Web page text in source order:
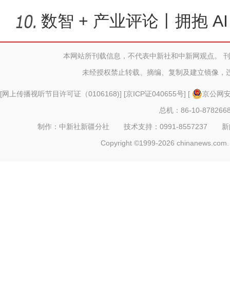
数智 + 产业评论丨拥抱
本网站所刊载信息，不代表中新社和中新网观点。
未经授权禁止转载、摘编、复制及建立镜像，
[网上传播视听节目许可证（0106168)] [京ICP证040655号] [
京公网
总机：86-10-
制作：中新社新疆分社 技术支持：0991-8557237
Copyright ©1999-2026